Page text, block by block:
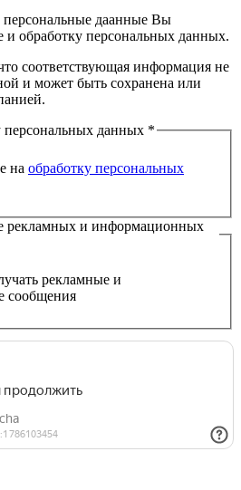
персональные даанные Вы
и обработку персональных данных.
соответствующая информация не
и может быть сохранена или
персональных данных *
на обработку персональных
рекламных и информационных
рекламные и
сообщения